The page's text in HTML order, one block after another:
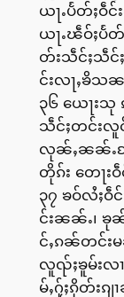
ယႃႉပႅတ်ႈဝဵ
ယႃႉၽဵဝ်ႈပႅ
တ်းသဵင်ႈသဵင်
င်းလႃႇၶိသ
၃၆ ယေႃးသု
သဵင်ႈတင်းလူ
လုၼ်ႇၼၼ်ႉလႄ
တိုၵ်း တေႃး
၃၇ ၶဝ်လႆႈဝဵ
င်းၼၼ်ႉ၊ ၶု
င်ႇၵၼ်တင်း
လူၺ်ႈၶူမ်းလ
မ်ႇႁႂ်ႈၵိုတ်းၵ